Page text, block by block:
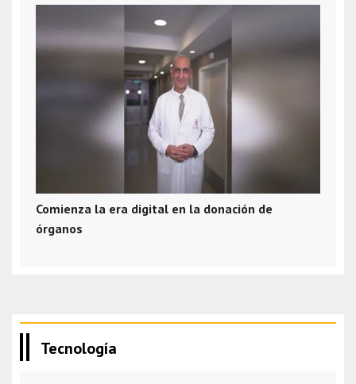
Comienza la era digital en la donación de
órganos
Tecnología